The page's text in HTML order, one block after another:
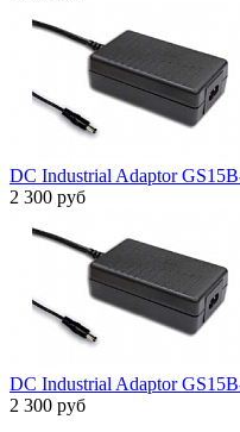
DC Industrial Adaptor
2 300 руб
DC Industrial Adaptor
2 300 руб